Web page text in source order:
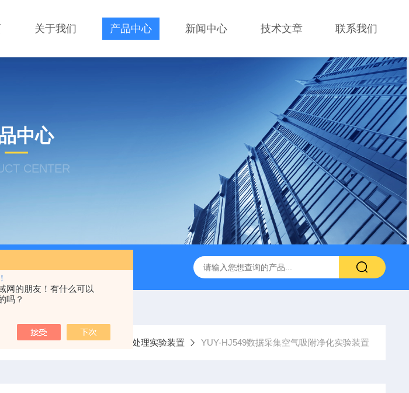
网的朋友！有什么可以
吗？
关于我们 产品中心 新闻中心 技术文章 联系我们
中心
CENTER
置|环境工程学 YUY-SX01流体力学综合实验台（数据采集型） YUY-NJ33工农12型手扶
环境工程实验装置 污水处理实验装置 YUY-HJ549数据采集空气吸附净化实验装置